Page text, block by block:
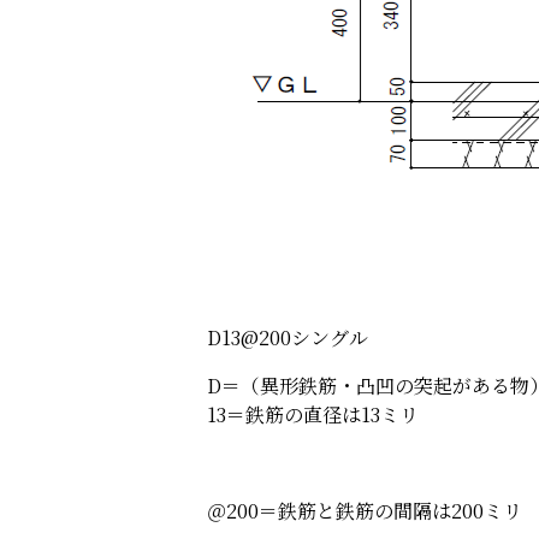
D13@200シングル
D＝（異形鉄筋・凸凹の突起がある物
13＝鉄筋の直径は13ミリ
＠200＝鉄筋と鉄筋の間隔は200ミリ